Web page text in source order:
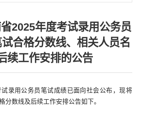
2025年度考试录用公务员
合格分数线、相关人员名
续工作安排的公告
录用公务员笔试成绩已面向社会公布，现将
分数线及后续工作安排公告如下。